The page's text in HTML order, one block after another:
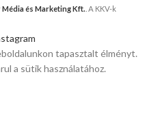
Média és Marketing Kft. . A KKV-k
tapasztalt élményt.
a sütik használatához.